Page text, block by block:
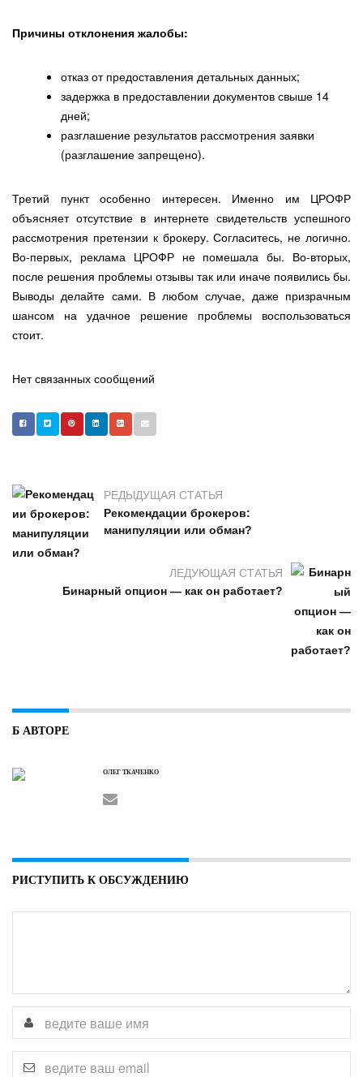
Причины отклонения жалобы:
отказ от предоставления детальных данных;
задержка в предоставлении документов свыше 14
дней;
разглашение результатов рассмотрения заявки
(разглашение запрещено).
Третий пункт особенно интересен. Именно им ЦРОФР
объясняет отсутствие в интернете свидетельств успешного
рассмотрения претензии к брокеру. Согласитесь, не логично.
Во-первых, реклама ЦРОФР не помешала бы. Во-вторых,
после решения проблемы отзывы так или иначе появились бы.
Выводы делайте сами. В любом случае, даже призрачным
шансом на удачное решение проблемы воспользоваться
стоит.
Нет связанных сообщений
РЕДЫДУЩАЯ СТАТЬЯ
Рекомендации брокеров:
манипуляции или обман?
ЛЕДУЮЩАЯ СТАТЬЯ
Бинарный опцион — как он работает?
Б АВТОРЕ
ОЛЕГ ТКАЧЕНКО
РИСТУПИТЬ К ОБСУЖДЕНИЮ